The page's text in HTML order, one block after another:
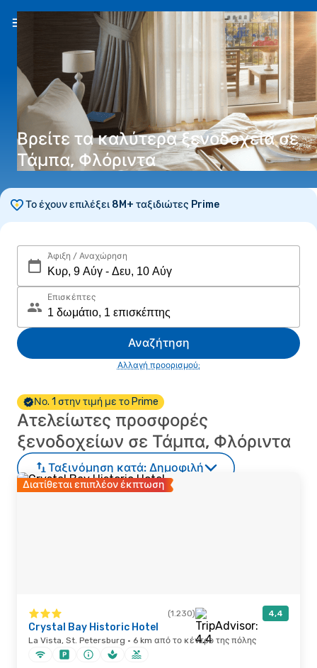
EL(€)
Βρείτε τα καλύτερα ξενοδοχεία σε
Τάμπα, Φλόριντα
Το έχουν επιλέξει 8M+ ταξιδιώτες Prime
Άφιξη / Αναχώρηση
Επισκέπτες
Αναζήτηση
Αλλαγή προορισμού;
Νο. 1 στην τιμή με το Prime
Ατελείωτες προσφορές
ξενοδοχείων σε Τάμπα, Φλόριντα
Ταξινόμηση κατά: Δημοφιλή
Διατίθεται επιπλέον έκπτωση
(1.230) 4,4
Crystal Bay Historic Hotel
La Vista, St. Petersburg · 6 km από το κέντρο της πόλης